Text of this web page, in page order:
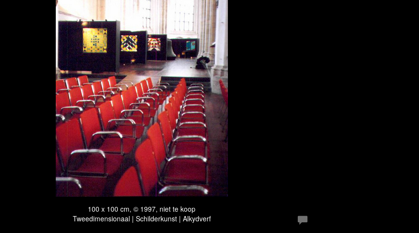
100 x 100 cm, © 1997, niet te koop
Tweedimensionaal | Schilderkunst | Alkydverf